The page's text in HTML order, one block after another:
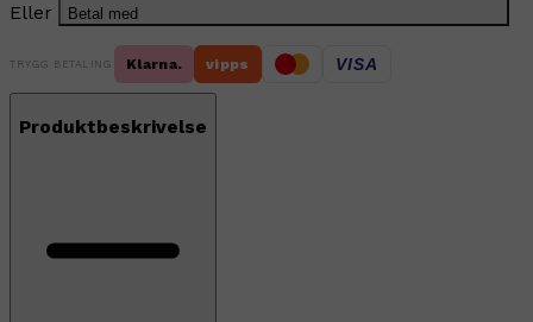
Eller Betal med
TRYGG BETALING Klarna. vipps VISA
Produktbeskrivelse